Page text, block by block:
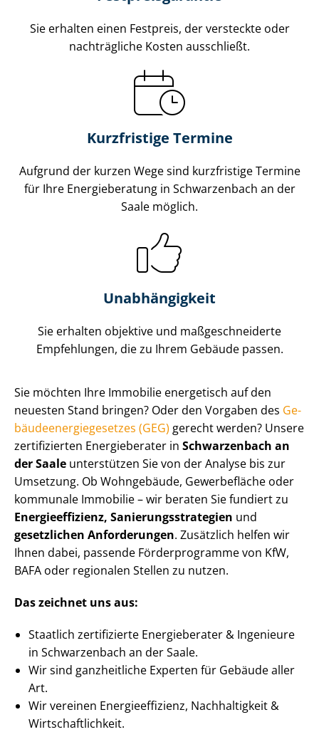
Sie erhalten einen Festpreis, der versteckte oder
nachträgliche Kosten ausschließt.
Kurzfristige Termine
Aufgrund der kurzen Wege sind kurzfristige Termine
für Ihre Energieberatung in Schwarzenbach an der
Saale möglich.
Unabhängigkeit
Sie erhalten objektive und maß­ge­schnei­der­te
Empfehlungen, die zu Ihrem Gebäude passen.
Sie möchten Ihre Immobilie energetisch auf den
neuesten Stand bringen? Oder den Vorgaben des Ge­
bäu­de­en­er­gie­ge­set­zes (GEG) gerecht werden? Unsere
zertifizierten Energieberater in Schwarzenbach an
der Saale unterstützen Sie von der Analyse bis zur
Umsetzung. Ob Wohngebäude, Gewerbefläche oder
kommunale Immobilie – wir beraten Sie fundiert zu
En­er­gie­ef­fi­zi­enz, Sa­nie­rungs­stra­te­gien und
gesetzlichen Anforderungen. Zusätzlich helfen wir
Ihnen dabei, passende Förderprogramme von KfW,
BAFA oder regionalen Stellen zu nutzen.
Das zeichnet uns aus:
Staatlich zertifizierte Energieberater & Ingenieure
in Schwarzenbach an der Saale.
Wir sind ganzheitliche Experten für Gebäude aller
Art.
Wir vereinen En­er­gie­ef­fi­zi­enz, Nachhaltigkeit &
Wirt­schaft­lich­keit.